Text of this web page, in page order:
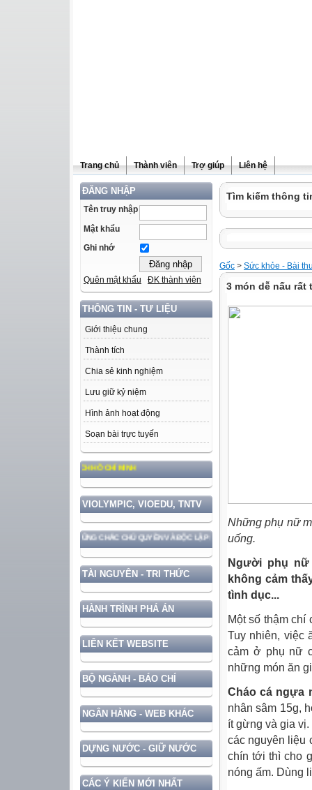
Trang chủ Thành viên Trợ giúp Liên hệ
ĐĂNG NHẬP
Tên truy nhập
Mật khẩu
Ghi nhớ
Quên mật khẩu ĐK thành viên
THÔNG TIN - TƯ LIỆU
Giới thiệu chung
Thành tích
Chia sẻ kinh nghiệm
Lưu giữ kỷ niệm
Hình ảnh hoạt động
Soạn bài trực tuyến
ĐỨC, PHONG CÁCH HỒ CHÍ MINH
VIOLYMPIC, VIOEDU, TNTV
VỚI BẢO VỆ VỮNG CHẮC CHỦ QUYỀN VÀ ĐỘC LẬP DÂN TỘC!
TÀI NGUYÊN - TRI THỨC
HÀNH TRÌNH PHÁ ÁN
LIÊN KẾT WEBSITE
BỘ NGÀNH - BÁO CHÍ
NGÂN HÀNG - WEB KHÁC
DỰNG NƯỚC - GIỮ NƯỚC
CÁC Ý KIẾN MỚI NHẤT
Tìm kiếm thông
Gốc > Sức khỏe - Bài
3 món dễ nấu
Những phụ nữ
uống.
Người phụ
không cảm
tình dục...
Một số thậm chí
Tuy nhiên, việc
cảm ở phụ nữ
những món ăn
Cháo cá ngựa
nhân sâm 15g,
ít gừng và gia
các nguyên liệu
chín tới thì cho
nóng ấm. Dùng